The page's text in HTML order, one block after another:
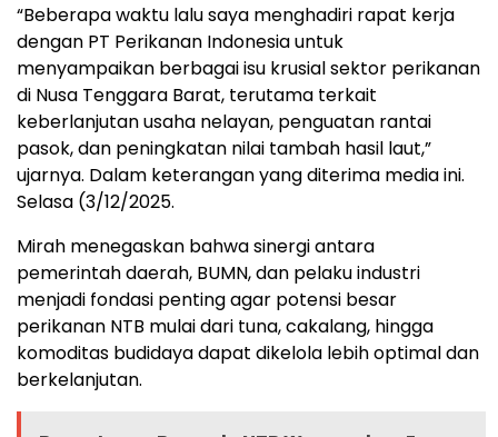
“Beberapa waktu lalu saya menghadiri rapat kerja
dengan PT Perikanan Indonesia untuk
menyampaikan berbagai isu krusial sektor perikanan
di Nusa Tenggara Barat, terutama terkait
keberlanjutan usaha nelayan, penguatan rantai
pasok, dan peningkatan nilai tambah hasil laut,”
ujarnya. Dalam keterangan yang diterima media ini.
Selasa (3/12/2025.
Mirah menegaskan bahwa sinergi antara
pemerintah daerah, BUMN, dan pelaku industri
menjadi fondasi penting agar potensi besar
perikanan NTB mulai dari tuna, cakalang, hingga
komoditas budidaya dapat dikelola lebih optimal dan
berkelanjutan.